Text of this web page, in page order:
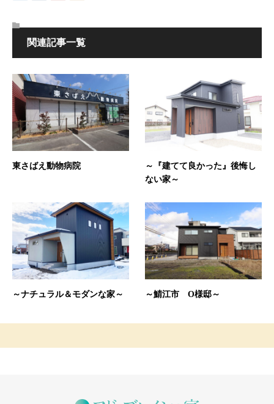
関連記事一覧
東さばえ動物病院
～『建てて良かった』後悔し
ない家～
～ナチュラル＆モダンな家～ ～鯖江市 O様邸～